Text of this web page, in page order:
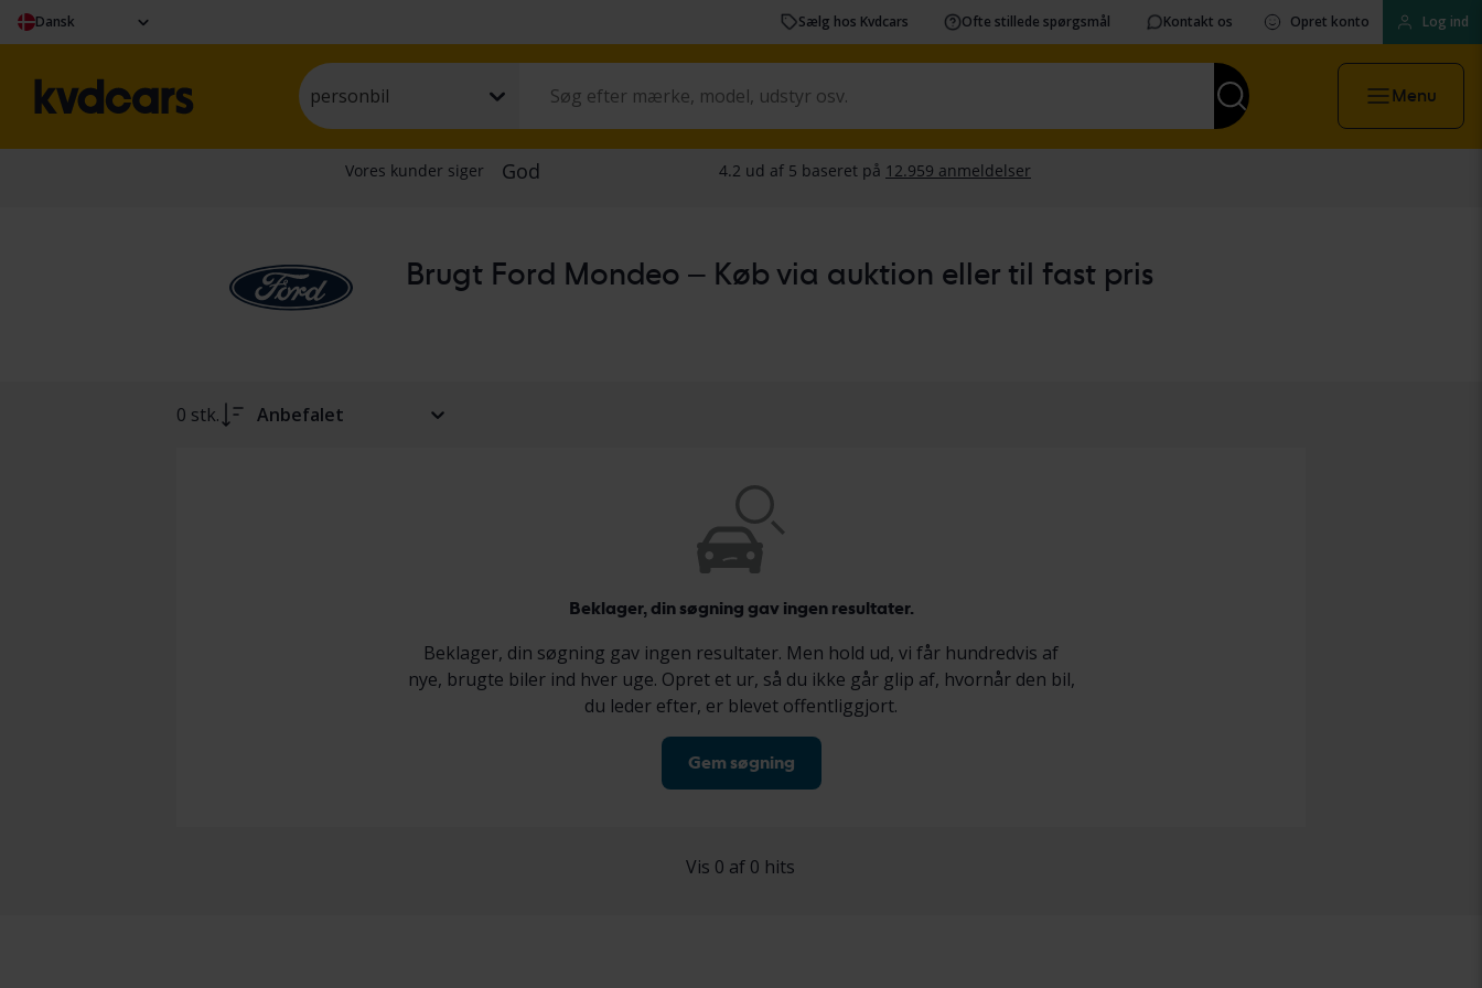
Dansk Sælg hos Kvdcars Ofte stillede spørgsmål Kontakt os Opret konto Log ind
personbil Menu
Brugt Ford Mondeo – Køb via auktion eller til fast pris
0 stk. Anbefalet
Beklager, din søgning gav ingen resultater.
Beklager, din søgning gav ingen resultater. Men hold ud, vi får hundredvis af
nye, brugte biler ind hver uge. Opret et ur, så du ikke går glip af, hvornår den bil,
du leder efter, er blevet offentliggjort.
Gem søgning
Vis 0 af 0 hits